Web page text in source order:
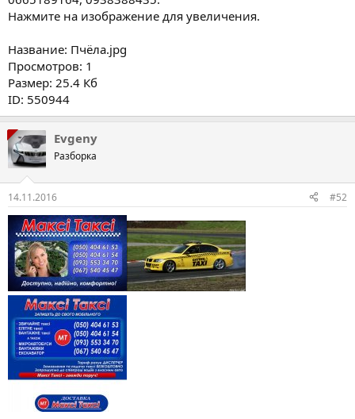
Нажмите на изображение для увеличения.
Название: Пчёла.jpg
Просмотров: 1
Размер: 25.4 Кб
ID: 550944
Evgeny
Разборка
14.11.2016 #52